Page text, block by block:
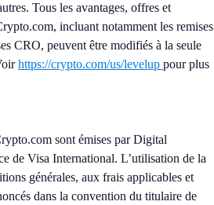
Tous les avantages, offres et
incluant notamment les remises
CRO, peuvent être modifiés à la seule
https://crypto.com/us/levelup pour plus
sont émises par Digital
de Visa International. L’utilisation de la
générales, aux frais applicables et
dans la convention du titulaire de